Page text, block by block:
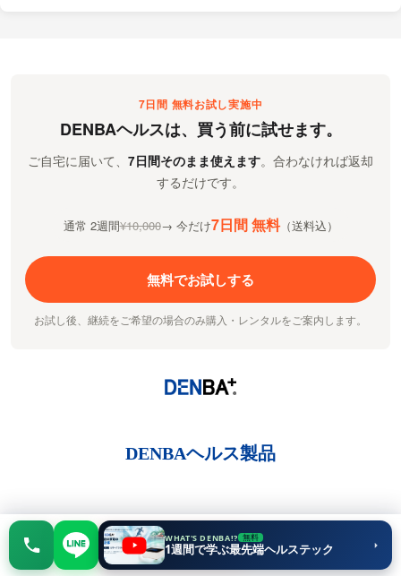
7日間 無料お試し実施中
DENBAヘルスは、買う前に試せます。
ご自宅に届いて、 7日間そのまま使えます。合わなければ返却
するだけです。
通常 2週間¥10,000→ 今だけ7日間 無料（送料込）
無料でお試しする
お試し後、継続をご希望の場合のみ購入・レンタルをご案内します。
DENBAヘルス製品
体内の水分子を活性化
7日間 無料
お試しする 相談する
WHAT'S DENBA!? 無料
1週間で学ぶ最先端ヘルステック